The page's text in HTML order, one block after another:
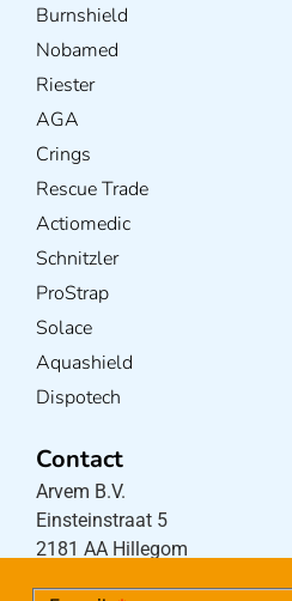
Burnshield
Nobamed
Riester
AGA
Crings
Rescue Trade
Actiomedic
Schnitzler
ProStrap
Solace
Aquashield
Dispotech
Contact
Arvem B.V.
Einsteinstraat 5
2181 AA Hillegom